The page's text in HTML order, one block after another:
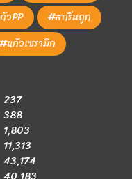
วPP
#สกรีนถูก
#แก้วเซรามิก
237
388
1,803
11,313
43,174